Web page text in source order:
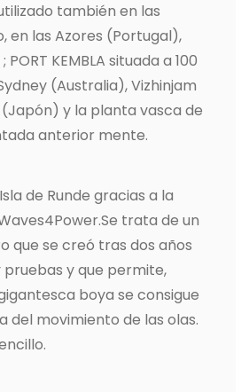
también en las
en las Azores (Portugal),
KEMBLA situada a 100
(Australia), Vizhinjam
y la planta vasca de
anterior mente.
de Runde gracias a la
trata de un
que se creó tras dos años
y que permite,
boya se consigue
del movimiento de las olas.